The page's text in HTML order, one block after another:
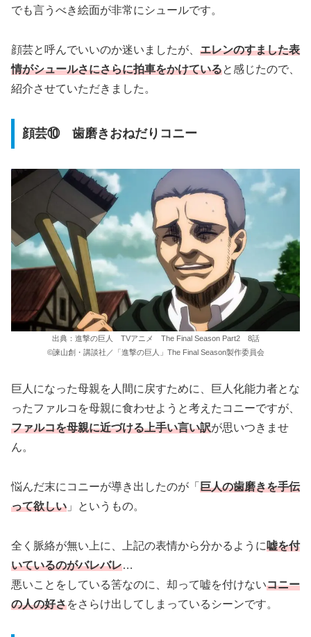
でも言うべき絵面が非常にシュールです。
顔芸と呼んでいいのか迷いましたが、 エレンのすました表
情がシュールさにさらに拍車をかけていると感じたので、
紹介させていただきました。
顔芸⑩ 歯磨きおねだりコニー
出典：進撃の巨人 TVアニメ The Final Season Part2 8話
©諫山創・講談社／「進撃の巨人」The Final Season製作委員会
巨人になった母親を人間に戻すために、巨人化能力者とな
ったファルコを母親に食わせようと考えたコニーですが、
ファルコを母親に近づける上手い言い訳が思いつきませ
ん。
悩んだ末にコニーが導き出したのが「 巨人の歯磨きを手伝
って欲しい 」というもの。
全く脈絡が無い上に、上記の表情から分かるように嘘を付
いているのがバレバレ…
悪いことをしている筈なのに、却って嘘を付けないコニー
の人の好さをさらけ出してしまっているシーンです。